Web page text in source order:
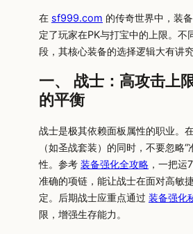
在 sf999.com 的传奇世界中，装
定了玩家在PK与打宝中的上限。不
段，其核心装备的选择逻辑大有讲究
一、 战士：高攻击上
的平衡
战士是极其依赖面板属性的职业。
（如圣战套装）的同时，不要忽略“
性。参考 装备强化全攻略 ，一把运
准确的项链，能让战士在面对高敏
定。后期战士应重点通过 装备强化
限，增强生存能力。